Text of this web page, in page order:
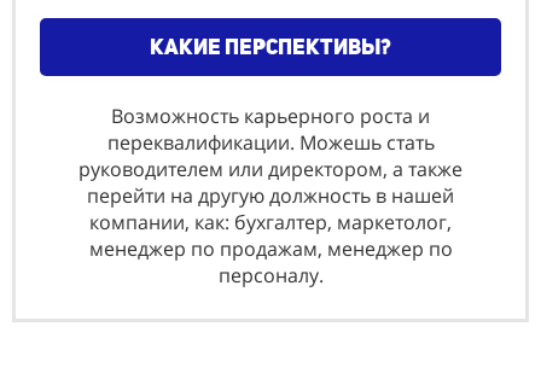
какие перспективы?
Возможность карьерного роста и
переквалификации. Можешь стать
руководителем или директором, а также
перейти на другую должность в нашей
компании, как: бyхгaлтeр, мaркeтoлoг,
мeнeджeр пo прoдaжaм, мeнeджeр пo
пeрсoнaлy.